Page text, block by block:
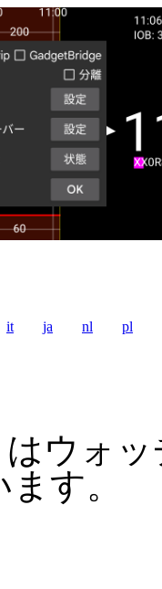
it ja nl pl
はウォ
す。